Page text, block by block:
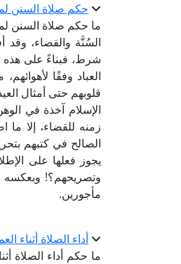
حكم صلاة السنن
ما حكم صلاة السنن
السُنَّة والقضاء، وقد
شرط، فبناءً على هذه
العباد وفقًا
قلوبهم حتى أمثال
الإسلام آخذة في
زمنه للقضاء، إلا
الصالح في كتبهم
يجوز فعلها على
وتصريحهم؟! وبعكسه
مأجورين.
أداء الصلاة أثناء
ما حكم أداء الصلاة